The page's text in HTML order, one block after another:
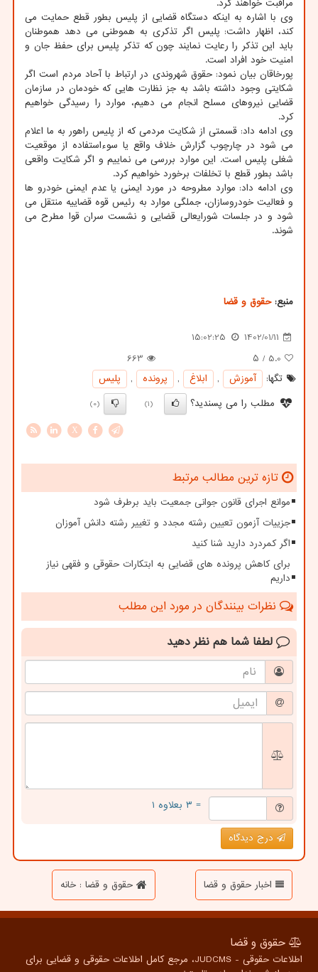
مراقبت خواهند کرد.
وی با اشاره به اینکه دستگاه قضایی از پلیس بطور قطع حمایت می
کند، اظهار داشت: پلیس اگر تذکری به هموطنی می دهد هموطنان
باید این تذکر را رعایت نمایند چون که تذکر پلیس برای حفظ جان و
امنیت خود افراد است.
پورخاقان بیان نمود: حقوق شهروندی در ارتباط با آحاد مردم است اگر
شکایتی وجود داشته باشد به جز نظارت هایی که خودمان در سازمان
قضایی نیروهای مسلح انجام می دهیم، موارد را رسیدگی خواهیم
کرد.
وی ادامه داد: قسمتی از شکایت مردمی که از پلیس راهور به ما اعلام
می شود در چارچوب گزارش خلاف واقع یا سوءاستفاده از موقعیت
شغلی پلیس است. این موارد بررسی می نماییم و اگر شکایت واقعی
باشد بطور قطع با تخلفات برخورد خواهیم کرد.
وی ادامه داد: موارد مطروحه در مورد ایمنی یا عدم ایمنی خودرو ها
و فعالیت خودروسازان، جملگی موارد به رئیس قوه قضاییه منتقل می
شود و در جلسات شورایعالی قضایی و نشست سران قوا مطرح می
شوند.
منبع:حقوق و قضا
1402/01/11
15:02:25
5.0 / ۵
663
تگها:
آموزش , ابلاغ , پرونده ,
پلیس
مطلب را می پسندید؟
(1)
(0)
X
تازه ترین مطالب مرتبط
موانع اجرای قانون جوانی جمعیت باید برطرف شود
جزییات آزمون تعیین رشته مجدد و تغییر رشته دانش آموزان
اگر کمردرد دارید شنا کنید
برای کاهش پرونده های قضایی به ابتکارات حقوقی و فقهی نیاز
داریم
نظرات بینندگان در مورد این مطلب
لطفا شما هم نظر دهید
= ۳ بعلاوه ۱
درج دیدگاه
اخبار حقوق و قضا حقوق و قضا : خانه
حقوق و قضا
اطلاعات حقوقی - JUDCMS، مرجع کامل اطلاعات حقوقی و قضایی برای